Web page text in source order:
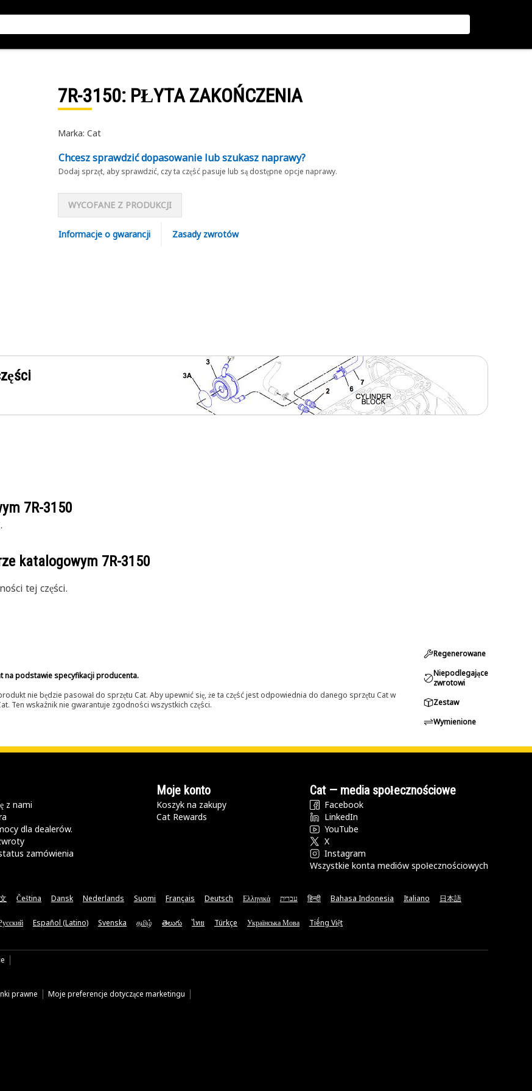
7R-3150: PŁYTA ZAKOŃCZENIA
Marka: Cat
Chcesz sprawdzić dopasowanie lub szukasz naprawy?
Dodaj sprzęt, aby sprawdzić, czy ta część pasuje lub są dostępne opcje naprawy.
WYCOFANE Z PRODUKCJI
Informacje o gwarancji Zasady zwrotów
7R-3150
katalogowym 7R-3150
tej części.
na podstawie specyfikacji producenta.
nie będzie pasował do sprzętu Cat. Aby upewnić się, że ta część jest odpowiednia do danego sprzętu Cat w
Ten wskaźnik nie gwarantuje zgodności wszystkich części.
Regenerowane
Niepodlegające
zwrotowi
Zestaw
Wymienione
z nami
dla dealerów.
zamówienia
Moje konto
Koszyk na zakupy
Cat Rewards
Cat — media społecznościowe
Facebook
LinkedIn
YouTube
X
Instagram
Wszystkie konta mediów społecznościowych
Čeština Dansk Nederlands Suomi Français Deutsch Ελληνικά עברית हिन्दी Bahasa Indonesia Italiano 日本語
Español (Latino) Svenska தமிழ் తెలుగు ไทย Türkçe Українська Мова Tiếng Việt
prawne Moje preferencje dotyczące marketingu